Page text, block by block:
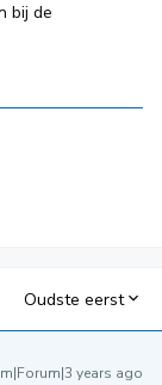
bij de
Oudste eerst
years ago